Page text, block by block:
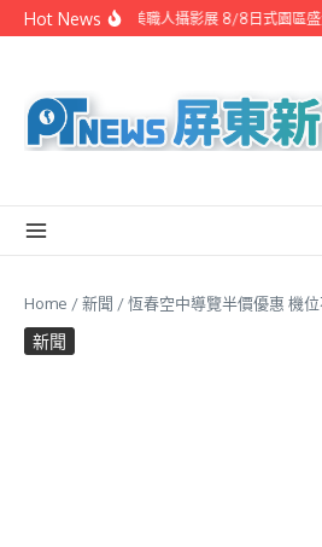
Skip to content
Hot News潮州之美職人攝影展 8/8日式園區盛
Home /新聞 /恆春空中導覽半價優惠 機
新聞